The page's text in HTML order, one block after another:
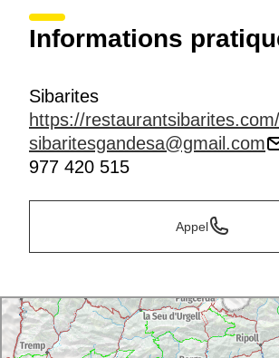
Informations
Sibarites
https://restaurantsibarites.com/
sibaritesgandesa@gmail.com
977 420 515
Appel